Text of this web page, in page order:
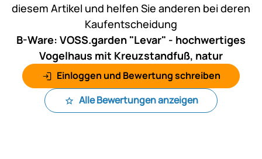
diesem Artikel und helfen Sie anderen bei deren
Kaufentscheidung
B-Ware: VOSS.garden "Levar" - hochwertiges
Vogelhaus mit Kreuzstandfuß, natur
Einloggen und Bewertung schreiben
Alle Bewertungen anzeigen